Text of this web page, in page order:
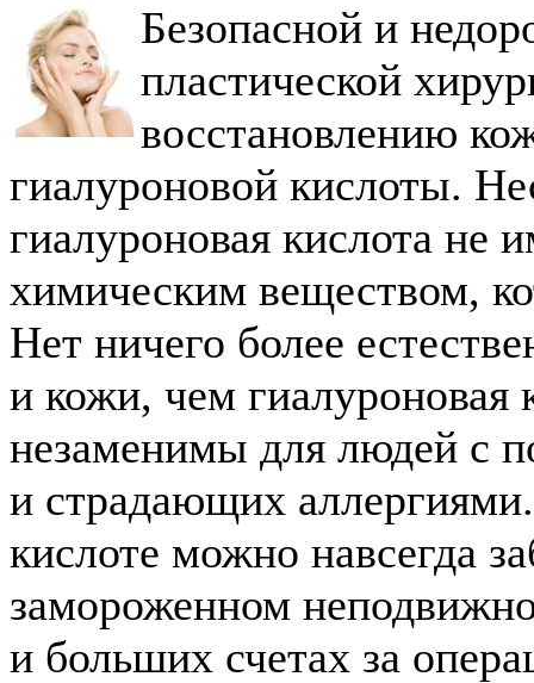
Безопасной и
пластической
восстановлению
гиалуроновой кислоты.
гиалуроновая кислота не
химическим веществом,
Нет ничего более
и кожи, чем гиалуроновая
незаменимы для людей с
и страдающих
кислоте можно навсегда
замороженном
и больших счетах за